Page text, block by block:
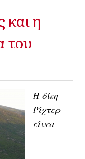
και η
του
Η δίκη
Ρίχτερ
είναι